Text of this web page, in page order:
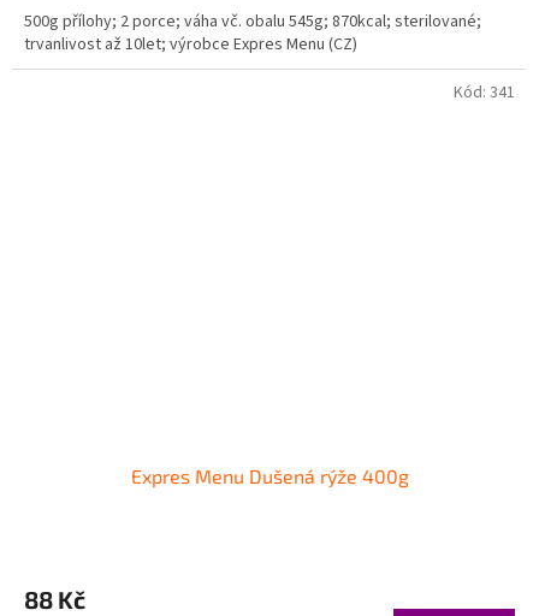
500g přílohy; 2 porce; váha vč. obalu 545g; 870kcal; sterilované;
trvanlivost až 10let; výrobce Expres Menu (CZ)
Expres Menu Dušená rýže 400g
88 Kč
Kód: 341